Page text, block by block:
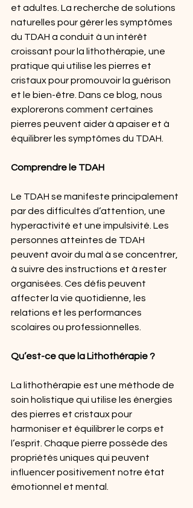
et adultes. La recherche de solutions
naturelles pour gérer les symptômes
du TDAH a conduit à un intérêt
croissant pour la lithothérapie, une
pratique qui utilise les pierres et
cristaux pour promouvoir la guérison
et le bien-être. Dans ce blog, nous
explorerons comment certaines
pierres peuvent aider à apaiser et à
équilibrer les symptômes du TDAH.
Comprendre le TDAH
Le TDAH se manifeste principalement
par des difficultés d’attention, une
hyperactivité et une impulsivité. Les
personnes atteintes de TDAH
peuvent avoir du mal à se concentrer,
à suivre des instructions et à rester
organisées. Ces défis peuvent
affecter la vie quotidienne, les
relations et les performances
scolaires ou professionnelles.
Qu’est-ce que la Lithothérapie ?
La lithothérapie est une méthode de
soin holistique qui utilise les énergies
des pierres et cristaux pour
harmoniser et équilibrer le corps et
l’esprit. Chaque pierre possède des
propriétés uniques qui peuvent
influencer positivement notre état
émotionnel et mental.